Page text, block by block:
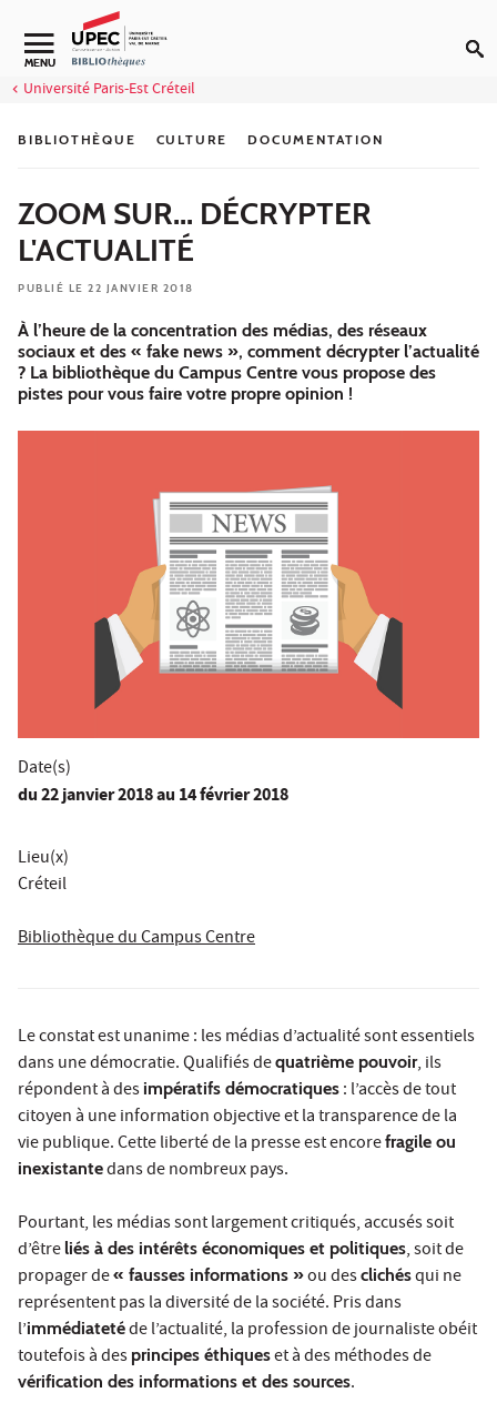
Aller au contenu
Navigation secondaire
MENU
Université Paris-Est Créteil
BIBLIOTHÈQUE CULTURE DOCUMENTATION
ZOOM SUR... DÉCRYPTER
L'ACTUALITÉ
PUBLIÉ LE 22 JANVIER 2018
À l’heure de la concentration des médias, des réseaux
sociaux et des « fake news », comment décrypter l’actualité
? La bibliothèque du Campus Centre vous propose des
pistes pour vous faire votre propre opinion !
Date(s)
du22 janvier 2018au 14 février 2018
Lieu(x)
Créteil
Bibliothèque du Campus Centre
Le constat est unanime : les médias d’actualité sont essentiels
dans une démocratie. Qualifiés dequatrième pouvoir, ils
répondent à des impératifs démocratiques : l’accès de tout
citoyen à une information objective et la transparence de la
vie publique. Cette liberté de la presse est encorefragile ou
inexistantedans de nombreux pays.
Pourtant, les médias sont largement critiqués, accusés soit
d’être liés à des intérêts économiques et politiques, soit de
propager de« fausses informations »ou desclichésqui ne
représentent pas la diversité de la société. Pris dans
l’immédiatetéde l’actualité, la profession de journaliste obéit
toutefois à des principes éthiqueset à des méthodes de
vérification des informations et des sources.